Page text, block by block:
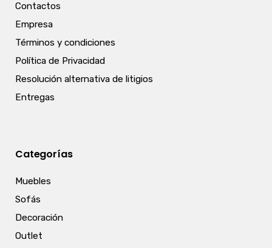
Contactos
Empresa
Términos y condiciones
Política de Privacidad
Resolución alternativa de litigios
Entregas
Categorías
Muebles
Sofás
Decoración
Outlet